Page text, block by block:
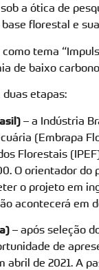
a ótica de
florestal e
tema
de baixo
etapas:
– a Indústria
(Embrapa
Florestais
O orientador
o projeto em
acontecerá em
– após seleção
de
de 2021. A